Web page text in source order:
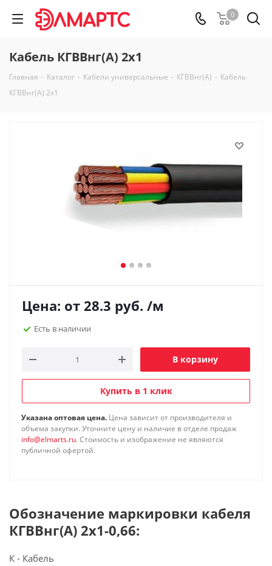
0
Кабель КГВВнг(А) 2х1
Главная - Каталог - Кабели универсальные - КГВВнг(А) - Кабель
КГВВнг(А) 2х1
Цена: от 28.3 руб. /м
Есть в наличии
В корзину
Купить в 1 клик
Указана оптовая цена. Цена зависит от производителя и
объема закупки. Уточните цену и наличие в отделе продаж
info@elmarts.ru. Стоимость и изображение не являются
публичной офертой.
Обозначение маркировки кабеля
КГВВнг(А) 2х1-0,66:
К - Кабель